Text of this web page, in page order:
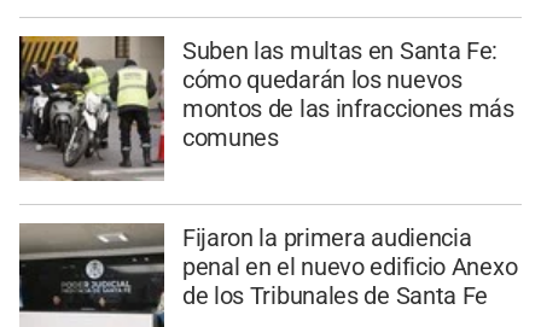
Suben las multas en Santa Fe:
cómo quedarán los nuevos
montos de las infracciones más
comunes
Fijaron la primera audiencia
penal en el nuevo edificio Anexo
de los Tribunales de Santa Fe